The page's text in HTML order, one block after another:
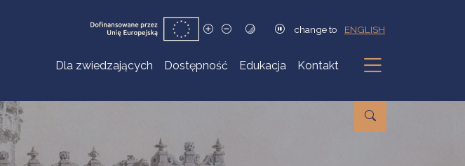
change to ENGLISH
Dla zwiedzających Dostępność Edukacja Kontakt
Podmenu